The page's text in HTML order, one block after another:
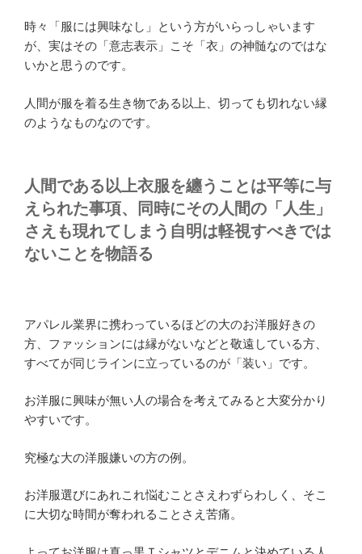
時々「服には興味なし」という方がいらっしゃいます
が、実はその「意志表示」こそ「衣」の神髄なのではな
いかと思うのです。
人間が服を着る生き物である以上、切っても切れない縁
のようなものなのです。
人間である以上衣服を纏うことは平等に与
えられた事項、同時にその人間の「人生」
さえも現れてしまう自明は軽視すべきでは
ないことを物語る
アパレル業界に携わっているほどの大のお洋服好きの
方、ファッションには縁がないなどと敬遠している方、
すべてが同じラインに立っているのが「装い」です。
お洋服に興味が無い人の場合を考えてみると大変分かり
やすいです。
究極な大の洋服嫌いの方の例。
お洋服選びにあれこれ悩むことさえわずらわしく、そこ
に大切な時間が奪われることさえ苦痛。